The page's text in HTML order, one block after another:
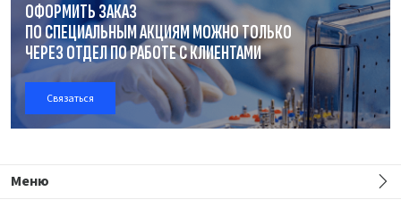
ОФОРМИТЬ ЗАКАЗ
ПО СПЕЦИАЛЬНЫМ АКЦИЯМ МОЖНО ТОЛЬКО
ЧЕРЕЗ ОТДЕЛПО РАБОТЕС КЛИЕНТАМИ
Связаться
Меню